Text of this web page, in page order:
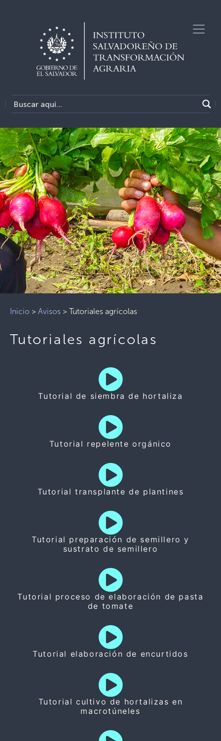
Inicio > Avisos > Tutoriales agrícolas
Tutoriales agrícolas
Tutorial de siembra de hortaliza
Tutorial repelente orgánico
Tutorial transplante de plantines
Tutorial preparación de semillero y
sustrato de semillero
Tutorial proceso de elaboración de pasta
de tomate
Tutorial elaboración de encurtidos
Tutorial cultivo de hortalizas en
macrotúneles